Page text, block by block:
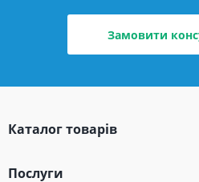
Замовити
Каталог товарів
Послуги